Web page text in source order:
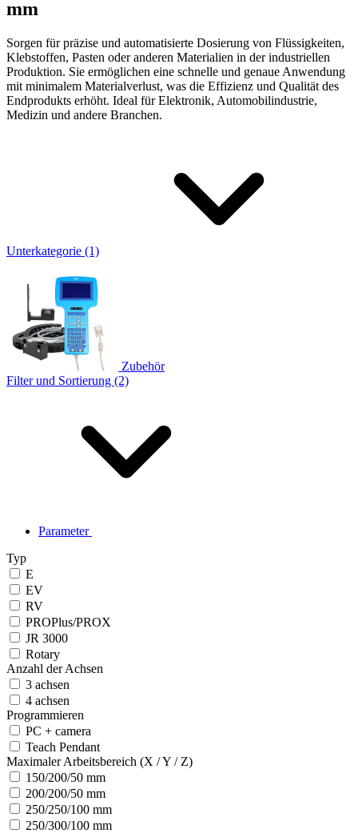
mm
Sorgen für präzise und automatisierte Dosierung von Flüssigkeiten,
Klebstoffen, Pasten oder anderen Materialien in der industriellen
Produktion. Sie ermöglichen eine schnelle und genaue Anwendung
mit minimalem Materialverlust, was die Effizienz und Qualität des
Endprodukts erhöht. Ideal für Elektronik, Automobilindustrie,
Medizin und andere Branchen.
Unterkategorie (1)
Zubehör
Filter und Sortierung (2)
Parameter
Typ
E
EV
RV
PROPlus/PROX
JR 3000
Rotary
Anzahl der Achsen
3 achsen
4 achsen
Programmieren
PC + camera
Teach Pendant
Maximaler Arbeitsbereich (X / Y / Z)
150/200/50 mm
200/200/50 mm
250/250/100 mm
250/300/100 mm